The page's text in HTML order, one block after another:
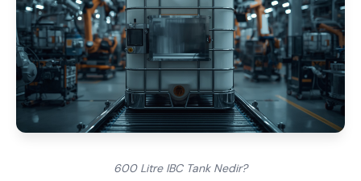
600 Litre IBC Tank Nedir?